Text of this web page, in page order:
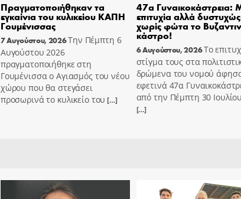
Πραγματοποιήθηκαν τα
εγκαίνια του κυλικείου ΚΑΠΗ
Γουμένισσας
7 Αυγούστου, 2026Την Πέμπτη 6
Αυγούστου 2026
πραγματοποιήθηκε στη
Γουμένισσα ο Αγιασμός του νέου
χώρου που θα στεγάσει
προσωρινά το κυλικείο του […]
47α Γυναικοκάστρεια:
επιτυχία αλλά
χωρίς φώτα το
κάστρο!
6 Αυγούστου, 2026Το
στίγμα τους στα
δρώμενα του νομού
εφετινά 47α
από την Πέμπτη 30
[…]